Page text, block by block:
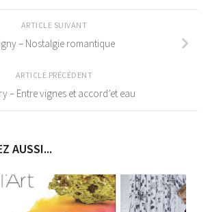
ARTICLE SUIVANT
– Nostalgie romantique
ARTICLE PRÉCÉDENT
– Entre vignes et accord’et eau
AUSSI...